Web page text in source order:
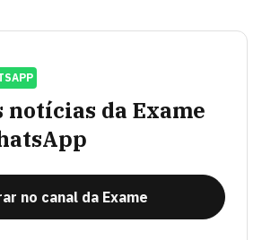
notícias da Exame
no canal da Exame